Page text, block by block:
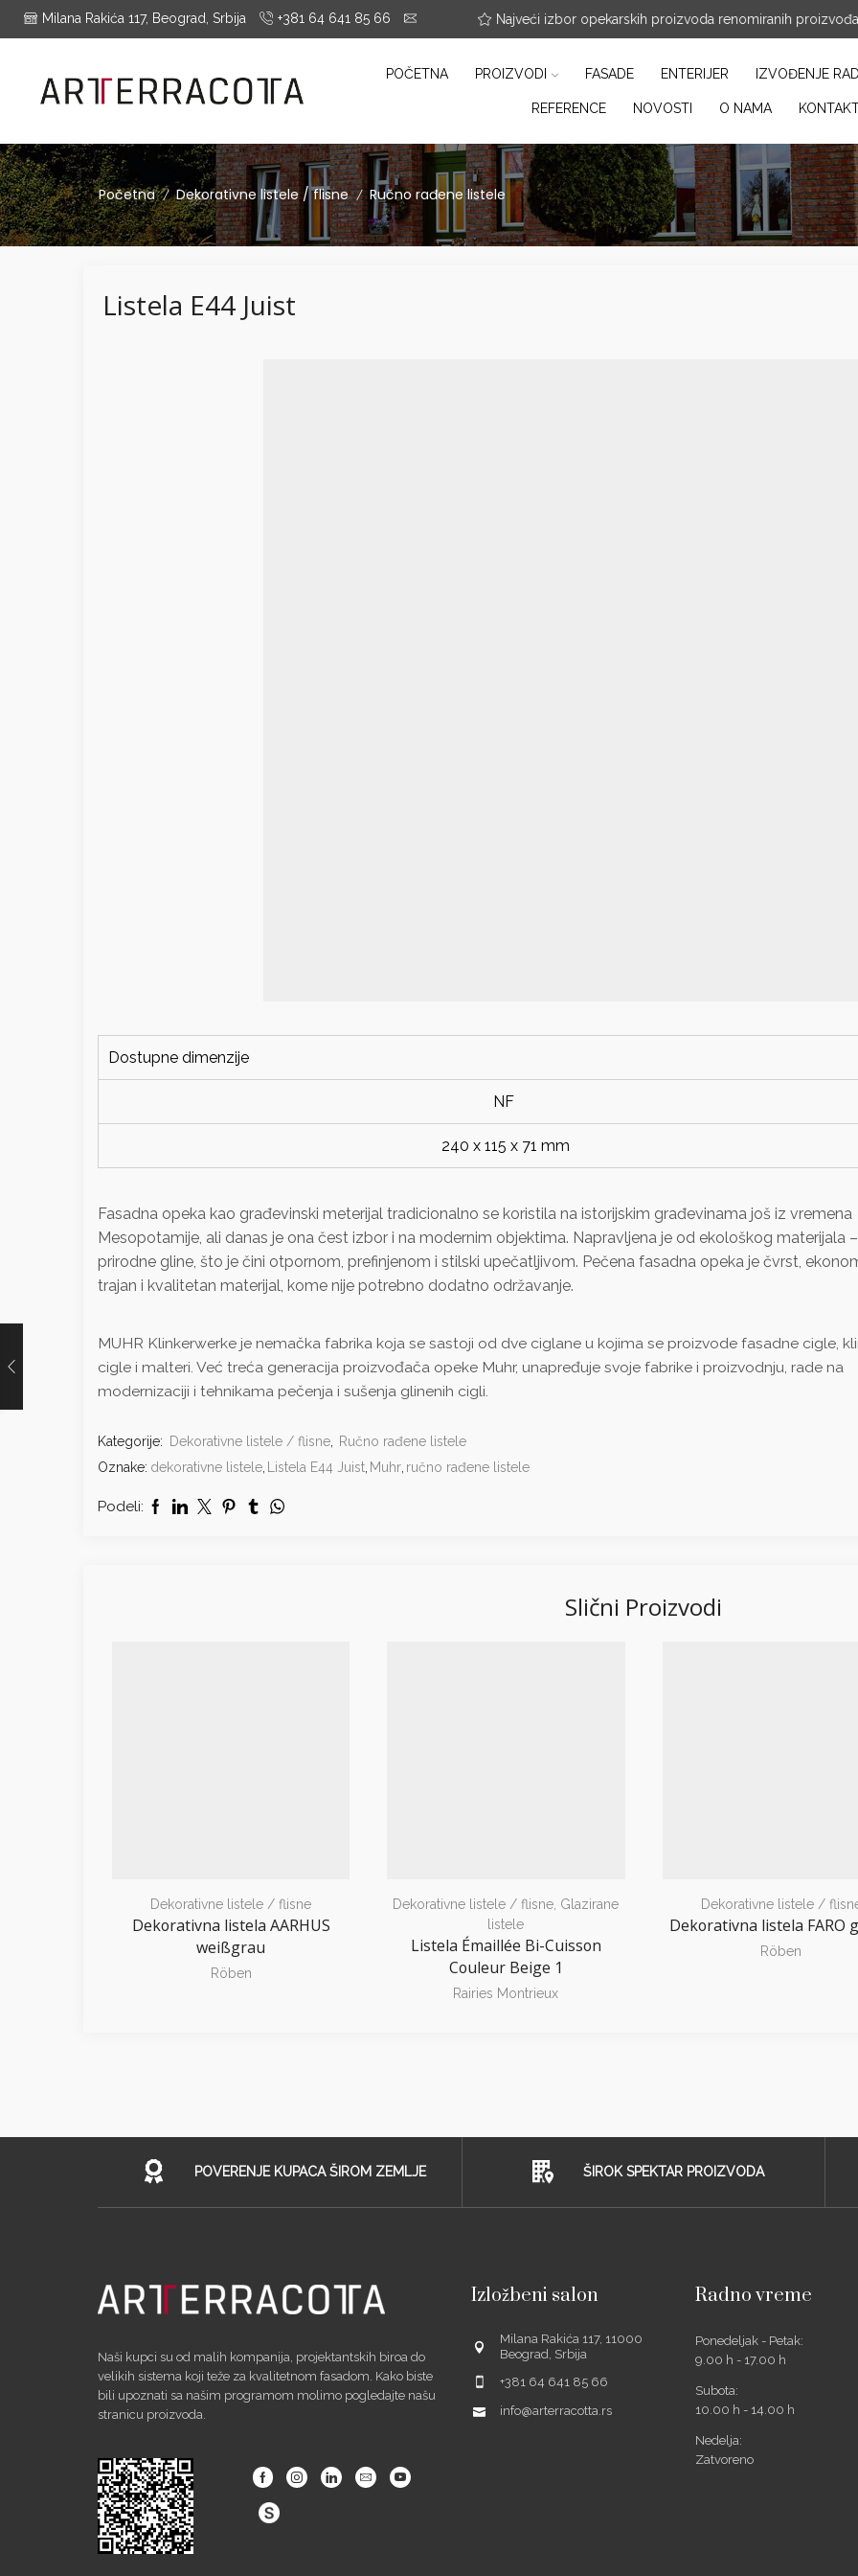
Milana Rakića 117, Beograd, Srbija +381 64 641 85 66 info@arterracotta.rs
Montrieux, Engels Baksteen, ABC-Klinkergruppe, Cotto D'este... Najveći izbor opekarskih proizvoda renomiranih
POČETNA PROIZVODI FASADE ENTERIJER IZVOĐENJE
REFERENCE NOVOSTI O NAMA
Početna / Dekorativne listele / flisne / Ručno rađene listele
Listela E44 Juist
Dostupne dimenzije
NF
240 x 115 x 71 mm
Fasadna opeka kao građevinski meterijal tradicionalno se koristila na istorijskim građevinama još iz vremena
Mesopotamije, ali danas je ona čest izbor i na modernim objektima. Napravljena je od ekološkog materijala –
prirodne gline, što je čini otpornom, prefinjenom i stilski upečatljivom. Pečena fasadna opeka je čvrst,
trajan i kvalitetan materijal, kome nije potrebno dodatno održavanje.
MUHR Klinkerwerke je nemačka fabrika koja se sastoji od dve ciglane u kojima se proizvode fasadne cigle,
cigle i malteri. Već treća generacija proizvođača opeke Muhr, unapređuje svoje fabrike i proizvodnju, rade na
modernizaciji i tehnikama pečenja i sušenja glinenih cigli.
Kategorije: Dekorativne listele / flisne
Ručno rađene listele
Oznake: dekorativne listele Listela E44 Juist Muhr ručno rađene listele
Podeli:
Slični Proizvodi
Dekorativne listele / flisne
Dekorativna listela AARHUS
weißgrau
Röben
Dekorativne listele / flisne, Glazirane
listele
Listela Émaillée Bi-Cuisson
Couleur Beige 1
Rairies Montrieux
Dekorativne listele /
Dekorativna listela FARO
Röben
POVERENJE KUPACA ŠIROM ZEMLJE ŠIROK SPEKTAR PROIZVODA
Naši kupci su od malih kompanija, projektantskih biroa do
velikih sistema koji teže za kvalitetnom fasadom. Kako biste
bili upoznati sa našim programom molimo pogledajte našu
stranicu proizvoda.
FacebookInstagramLinkedinEmail Youtube
Izložbeni salon
Milana Rakića 117, 11000
Beograd, Srbija
+381 64 641 85 66
info@arterracotta.rs
Radno vreme
Ponedeljak - Petak:
9.00 h - 17.00 h
Subota:
10.00 h - 14.00 h
Nedelja:
Zatvoreno